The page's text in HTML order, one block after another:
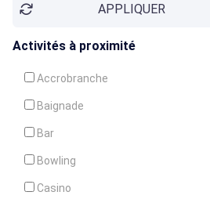
APPLIQUER
Activités à proximité
Accrobranche
Baignade
Bar
Bowling
Casino